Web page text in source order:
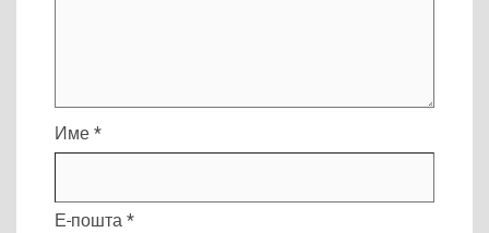
Име *
Е-пошта *